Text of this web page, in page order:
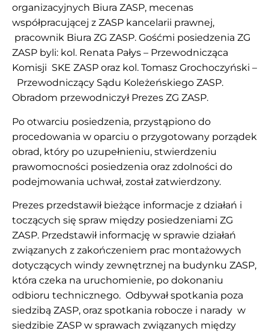
organizacyjnych Biura ZASP, mecenas
współpracującej z ZASP kancelarii prawnej,
pracownik Biura ZG ZASP. Gośćmi posiedzenia ZG
ZASP byli: kol. Renata Pałys – Przewodnicząca
Komisji SKE ZASP oraz kol. Tomasz Grochoczyński –
Przewodniczący Sądu Koleżeńskiego ZASP.
Obradom przewodniczył Prezes ZG ZASP.
Po otwarciu posiedzenia, przystąpiono do
procedowania w oparciu o przygotowany porządek
obrad, który po uzupełnieniu, stwierdzeniu
prawomocności posiedzenia oraz zdolności do
podejmowania uchwał, został zatwierdzony.
Prezes przedstawił bieżące informacje z działań i
toczących się spraw między posiedzeniami ZG
ZASP. Przedstawił informację w sprawie działań
związanych z zakończeniem prac montażowych
dotyczących windy zewnętrznej na budynku ZASP,
która czeka na uruchomienie, po dokonaniu
odbioru technicznego. Odbywał spotkania poza
siedzibą ZASP, oraz spotkania robocze i narady w
siedzibie ZASP w sprawach związanych między